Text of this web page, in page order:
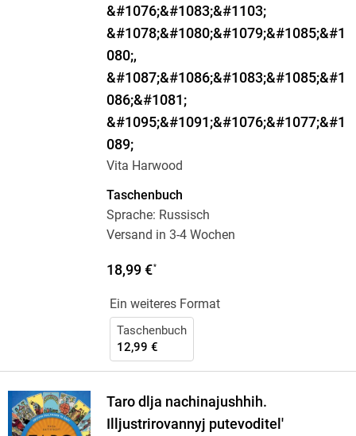
&#1076;&#1083;&#1103;
&#1078;&#1080;&#1079;&#1085;&#1
080;,
&#1087;&#1086;&#1083;&#1085;&#1
086;&#1081;
&#1095;&#1091;&#1076;&#1077;&#1
089;
Vita Harwood
Taschenbuch
Sprache: Russisch
Versand in 3-4 Wochen
18,99 €*
Ein weiteres Format
Taschenbuch
12,99 €
Taro dlja nachinajushhih.
Illjustrirovannyj putevoditel'